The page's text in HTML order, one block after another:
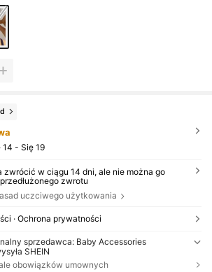
14 - Się 19
zwrócić w ciągu 14 dni, ale nie można go
zwrotu
uczciwego użytkowania
· Ochrona prywatności
sprzedawca: Baby Accessories
SHEIN
obowiązków umownych